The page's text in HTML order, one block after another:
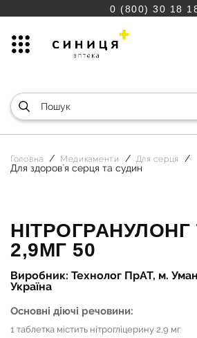
0 (800) 30 18
Головна Медикаменти Для серця
Для здоров`я серця та судин
НІТРОГРАНУЛОНГ
2,9МГ 50
Виробник: Технолог ПрАТ, м.
Україна
Основні діючі речовини:
1 таблетка містить нітрогліцерину 2,9 мг